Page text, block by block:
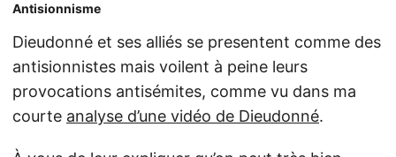
Antisionnisme
Dieudonné et ses alliés se presentent comme des
antisionnistes mais voilent à peine leurs
provocations antisémites, comme vu dans ma
courte analyse d’une vidéo de Dieudonné.